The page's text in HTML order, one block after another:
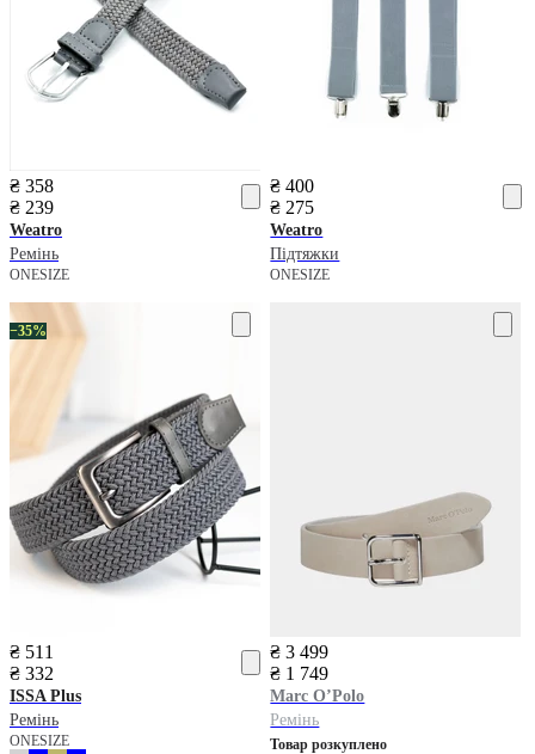
₴ 358
₴ 239
Weatro
Ремінь
ONESIZE
₴ 400
₴ 275
Weatro
Підтяжки
ONESIZE
−35%
₴ 511
₴ 332
ISSA Plus
Ремінь
ONESIZE
₴ 3 499
₴ 1 749
Marc O’Polo
Ремінь
Товар розкуплено